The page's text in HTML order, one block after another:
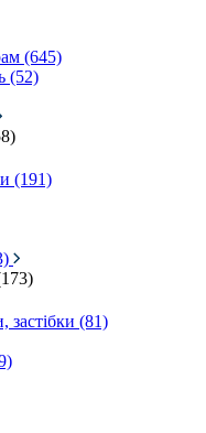
(645)
(52)
(191)
застібки (81)